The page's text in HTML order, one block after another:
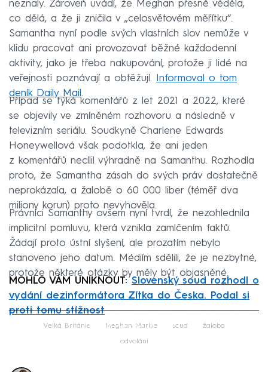
neznaly. Zároveň uvádí, že Meghan přesně věděla,
co dělá, a že ji zničila v „celosvětovém měřítku“.
Samantha nyní podle svých vlastních slov nemůže v
klidu pracovat ani provozovat běžné každodenní
aktivity, jako je třeba nakupování, protože ji lidé na
veřejnosti poznávají a obtěžují. Informoval o tom
deník Daily Mail.
Případ se týká komentářů z let 2021 a 2022, které
se objevily ve zmíněném rozhovoru a následně v
televizním seriálu. Soudkyně Charlene Edwards
Honeywellová však podotkla, že ani jeden
z komentářů necílil výhradně na Samanthu. Rozhodla
proto, že Samantha zásah do svých práv dostatečně
neprokázala, a žalobě o 60 000 liber (téměř dva
miliony korun) proto nevyhověla.
Právníci Samanthy ovšem nyní tvrdí, že nezohlednila
implicitní pomluvu, která vznikla zamlčením faktů.
Žádají proto ústní slyšení, ale prozatím nebylo
stanoveno jeho datum. Médiím sdělili, že je nezbytné,
protože některé otázky by měly být objasněné.
MOHLO VÁM UNIKNOUT:Slovenský soud rozhodl o
vydání dezinformátora Zítka do Česka. Podal si
proti tomu stížnost
Failed to fetch
Velká Británie Meghan Markle soud žaloba
odvolání